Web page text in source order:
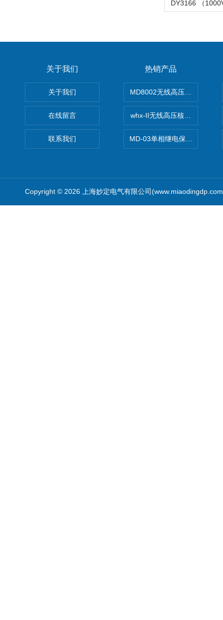
关于我们
关于我们
在线留言
联系我们
热销产品
MD8002无线高压核相仪
whx-II无线高压核相仪
MD-03单相继电保护测试仪价
Copyright © 2026 上海妙定电气有限公司